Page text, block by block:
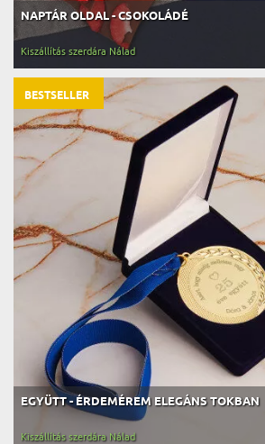
NAPTÁR OLDAL - CSOKOLÁDÉ
Kiszállítás szerdára Nálad
EGYÜTT - ÉRDEMÉREM ELEGÁNS TOKBAN
Kiszállítás szerdára Nálad
BESTSELLER